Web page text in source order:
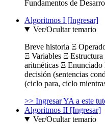
Fundamentos de
Algoritmos I [Ingresar]
Ver/Ocultar temario
Breve historia Ξ
Ξ Variables Ξ
aritméticas Ξ
decisión (sentencias
(ciclo para, ciclo
>> Ingresar YA a este
Algoritmos II [Ingresar]
Ver/Ocultar temario